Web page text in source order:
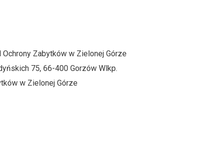
Zabytków w Zielonej Górze
75, 66-400 Gorzów Wlkp.
w Zielonej Górze